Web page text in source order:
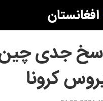
افغانستان
جدی چین
کرونا